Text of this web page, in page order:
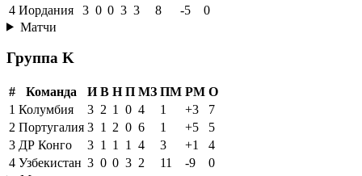
4 Иордания 3 0 0 3 3 8 -5
0
Матчи
Группа K
# Команда И В Н П МЗ ПМ РМ О
1 Колумбия 3 2 1 0 4 1 +3
7
2 Португалия 3 1 2 0 6 1 +5
5
3 ДР Конго 3 1 1 1 4 3 +1
4
4 Узбекистан 3 0 0 3 2 11 -9
0